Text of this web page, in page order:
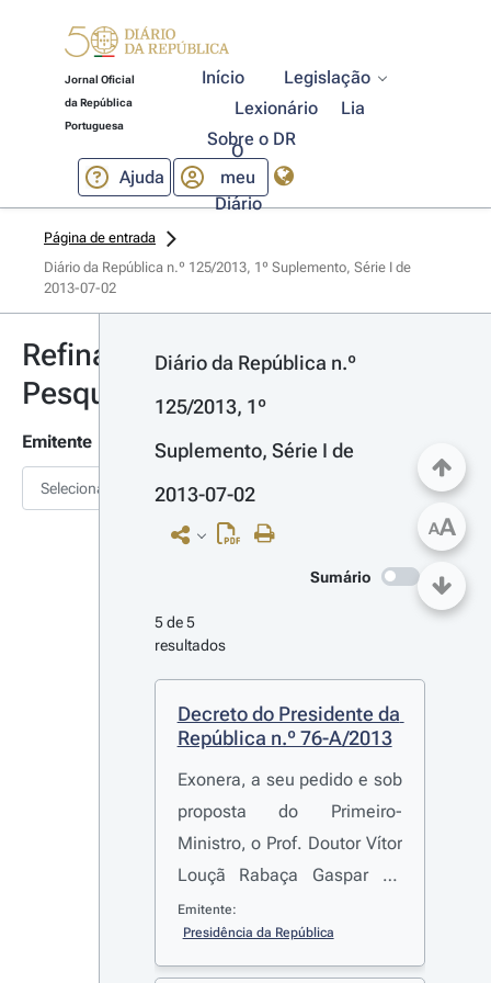
Jornal Oficial
da República
Portuguesa
Início
Legislação
Lexionário
Lia
Sobre o DR
Ajuda
O
meu
Diário
Página de entrada
Diário da República n.º 125/2013, 1º Suplemento, Série I de
2013-07-02
Refinar
Pesquisa
Emitente
Selecionar
Diário da República n.º
125/2013, 1º
Suplemento, Série I de
2013-07-02
Sumário
5 de 5
resultados
Decreto do Presidente da
República n.º 76-A/2013
Exonera, a seu pedido e sob
proposta do Primeiro-
Ministro, o Prof. Doutor Vítor
Louçã Rabaça Gaspar do
cargo de Ministro de Estado
e das Finanças
Emitente:
Presidência da República
AA